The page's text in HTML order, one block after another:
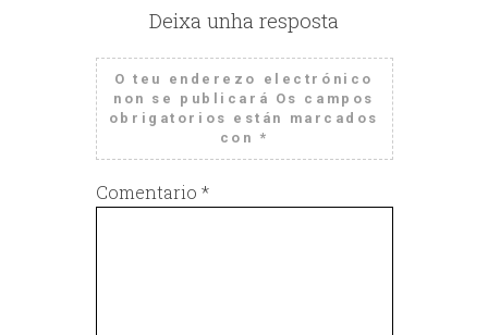
Deixa unha resposta
O teu enderezo electrónico
non se publicará Os campos
obrigatorios están marcados
con *
Comentario *